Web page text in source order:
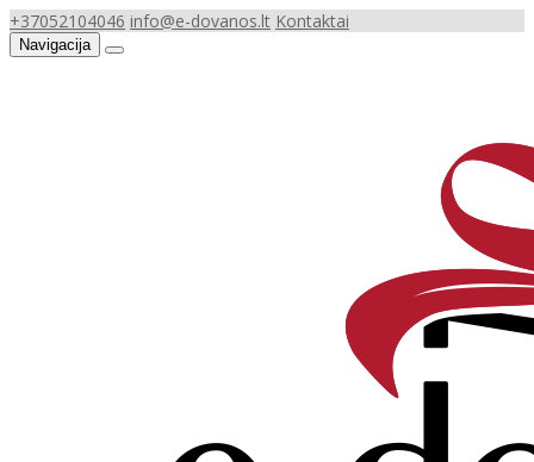
+37052104046 info@e-dovanos.lt Kontaktai
Navigacija